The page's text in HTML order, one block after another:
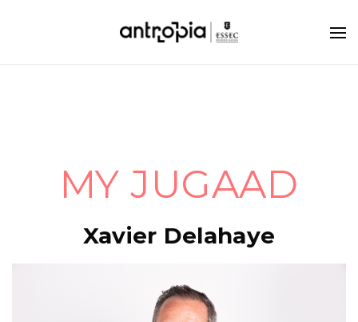
MY JUGAAD
Xavier Delahaye